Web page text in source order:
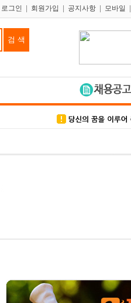
로그인 회원가입 공지사항 모바일